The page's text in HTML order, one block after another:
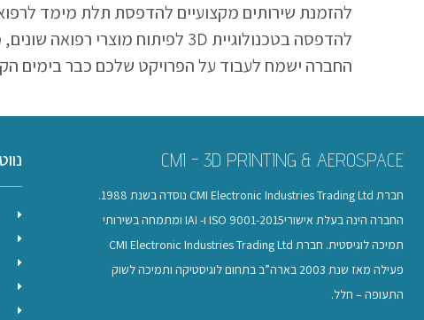
להזמנת שירותים מקצועיים להדפסת תלת מימד
להדפסה בטכנולוגיית D
3 לפיתוח מוצרי רפואה
החברה ישמח לעבוד על הפרויקט שלכם כבר בימים
CMI - 3D PRINTING & AEROSPACE
חברת CMI Electronic Industries Trading Ltd נוסדה בשנת 1988.
החברה הינה בעלת אישוריISO 9001-2015 ו- IAI ומתמחה בשירותי
תמיכה לוגיסטית. חברת CMI Electronic Industries Trading Ltd
פעילה מאז שנת 2003 בארה”ב בתחום לוגיסטיקה ותמיכה לשוק
התעופה – חלל.